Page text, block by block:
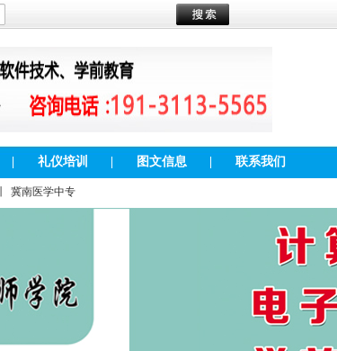
礼仪培训 图文信息 联系我们
冀南医学中专